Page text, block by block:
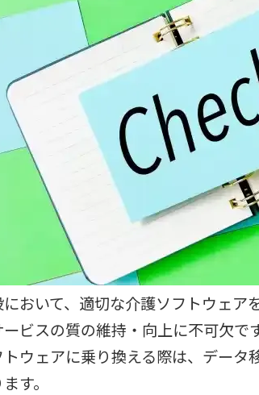
おいて、適切な介護ソフトウェ
ービスの質の維持・向上に不可欠
トウェアに乗り換える際は、デー
す。